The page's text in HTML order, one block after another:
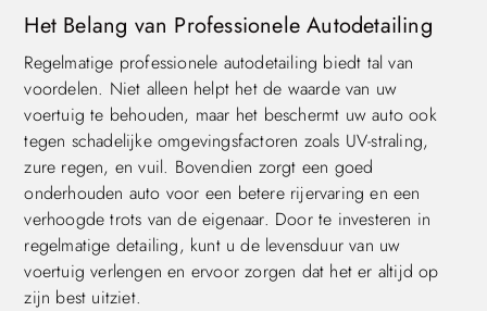
Het Belang van Professionele Autodetailing
Regelmatige professionele autodetailing biedt tal van
voordelen. Niet alleen helpt het de waarde van uw
voertuig te behouden, maar het beschermt uw auto ook
tegen schadelijke omgevingsfactoren zoals UV-straling,
zure regen, en vuil. Bovendien zorgt een goed
onderhouden auto voor een betere rijervaring en een
verhoogde trots van de eigenaar. Door te investeren in
regelmatige detailing, kunt u de levensduur van uw
voertuig verlengen en ervoor zorgen dat het er altijd op
zijn best uitziet.